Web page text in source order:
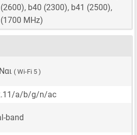
b40 (2300), b41 (2500),
MHz)
Ναι ( Wi-Fi 5 )
a/b/g/n/ac
band